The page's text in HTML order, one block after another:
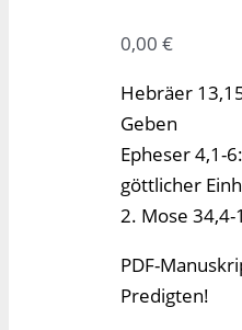
0,00 €
Hebräer
Geben
Epheser 4,1-
göttlicher
2. Mose
PDF-
Predigten!